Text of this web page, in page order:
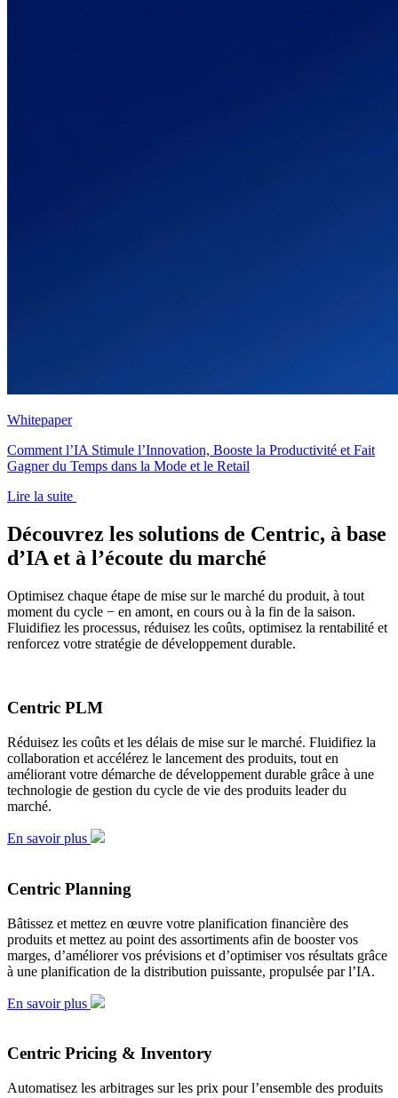
Whitepaper
Comment l’IA Stimule l’Innovation, Booste la Productivité et Fait
Gagner du Temps dans la Mode et le Retail
Lire la suite
Découvrez les solutions de Centric, à base
d’IA et à l’écoute du marché
Optimisez chaque étape de mise sur le marché du produit, à tout
moment du cycle − en amont, en cours ou à la fin de la saison.
Fluidifiez les processus, réduisez les coûts, optimisez la rentabilité et
renforcez votre stratégie de développement durable.
Centric PLM
Réduisez les coûts et les délais de mise sur le marché. Fluidifiez la
collaboration et accélérez le lancement des produits, tout en
améliorant votre démarche de développement durable grâce à une
technologie de gestion du cycle de vie des produits leader du
marché.
En savoir plus
Centric Planning
Bâtissez et mettez en œuvre votre planification financière des
produits et mettez au point des assortiments afin de booster vos
marges, d’améliorer vos prévisions et d’optimiser vos résultats grâce
à une planification de la distribution puissante, propulsée par l’IA.
En savoir plus
Centric Pricing & Inventory
Automatisez les arbitrages sur les prix pour l’ensemble des produits